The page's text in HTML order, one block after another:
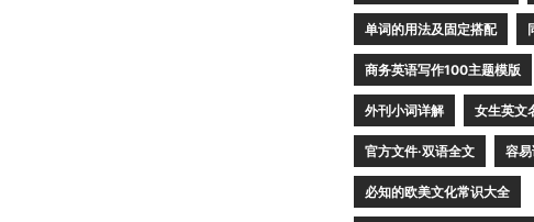
单词的用法及固定搭配
商务英语写作100主题模版
外刊小词详解 女生英文
官方文件·双语全文 容
必知的欧美文化常识大全